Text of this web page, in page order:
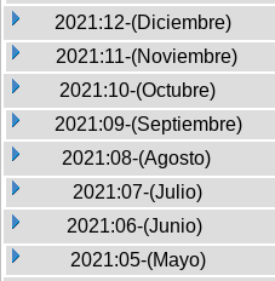
2021:12-(Diciembre)
2021:11-(Noviembre)
2021:10-(Octubre)
2021:09-(Septiembre)
2021:08-(Agosto)
2021:07-(Julio)
2021:06-(Junio)
2021:05-(Mayo)